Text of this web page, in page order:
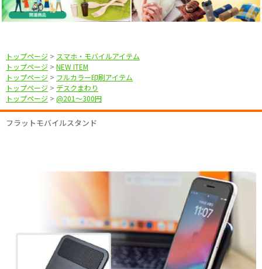
トップページ > スマホ・モバイルアイテム
トップページ > NEW ITEM
トップページ > フルカラー印刷アイテム
トップページ > デスクまわり
トップページ > @201〜300円
フラットモバイルスタンド